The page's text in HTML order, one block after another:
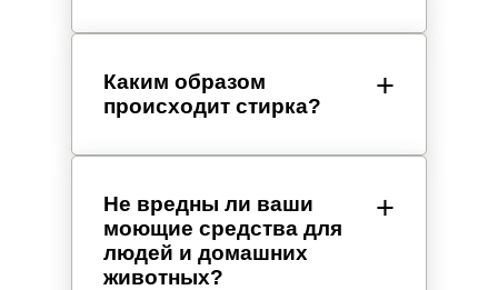
Каким образом
происходит стирка?
Не вредны ли ваши
моющие средства для
людей и домашних
животных?